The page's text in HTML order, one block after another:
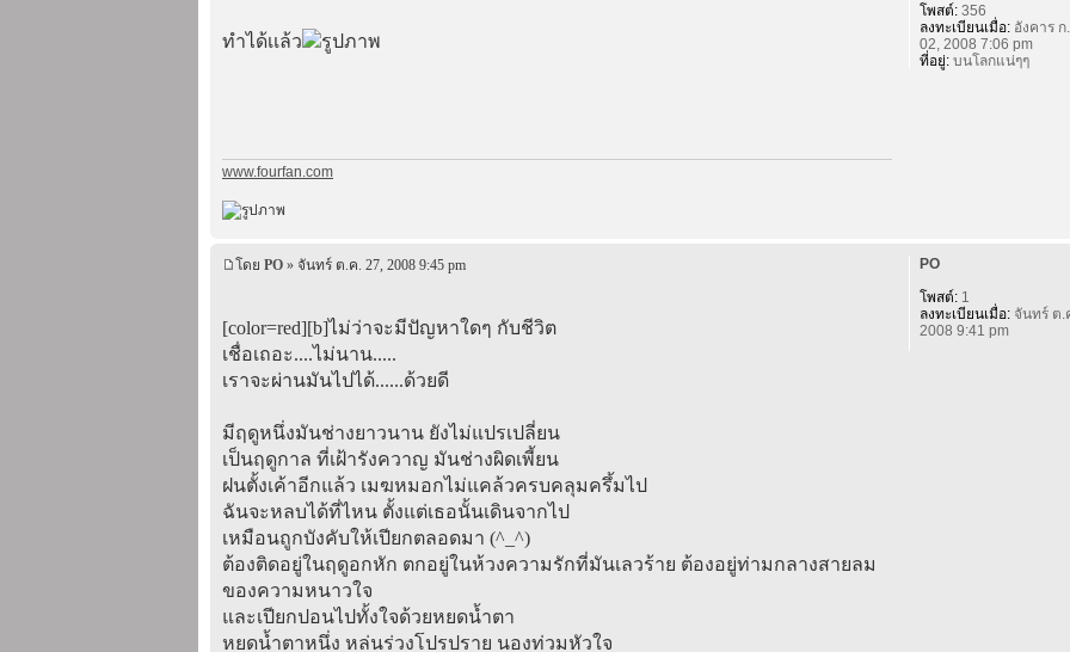
ทำได้เเล้ว
www.fourfan.com
โพสต์:356
ลงทะเบียนเมื่อ:อังคาร ก
02, 2008 7:06 pm
ที่อยู่:บนโลกแน่ๆๆ
โดย PO » จันทร์ ต.ค. 27, 2008 9:45 pm
[color=red][b]ไม่ว่าจะมีปัญหาใดๆ กับชีวิต
เชื่อเถอะ....ไม่นาน.....
เราจะผ่านมันไปได้......ด้วยดี
มีฤดูหนึ่งมันช่างยาวนาน ยังไม่แปรเปลี่ยน
เป็นฤดูกาล ที่เฝ้ารังควาญ มันช่างผิดเพี้ยน
ฝนตั้งเค้าอีกแล้ว เมฆหมอกไม่แคล้วครบคลุมครึ้มไป
ฉันจะหลบได้ที่ไหน ตั้งแต่เธอนั้นเดินจากไป
เหมือนถูกบังคับให้เปียกตลอดมา (^_^)
ต้องติดอยู่ในฤดูอกหัก ตกอยู่ในห้วงความรักที่มันเลวร้าย ต้องอยู่ท่ามกลางสายลม
ของความหนาวใจ
และเปียกปอนไปทั้งใจด้วยหยดน้ำตา
หยดน้ำตาหนึ่ง หล่นร่วงโปรปราย นองท่วมหัวใจ
PO
โพสต์:1
ลงทะเบียนเมื่อ:จันทร์ ต.
2008 9:41 pm